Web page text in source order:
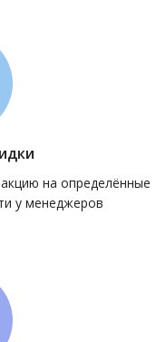
на определённые
у менеджеров